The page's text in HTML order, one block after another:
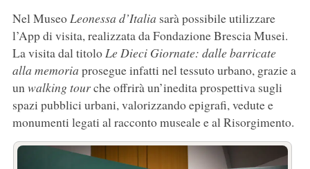
Nel MuseoLeonessa d’Italia sarà possibile utilizzare
l’App di visita, realizzata da Fondazione Brescia Musei.
La visita dal titoloLe Dieci Giornate: dalle barricate
alla memoria prosegue infatti nel tessuto urbano, grazie a
unwalking tourche offrirà un’inedita prospettiva sugli
spazi pubblici urbani, valorizzando epigrafi, vedute e
monumenti legati al racconto museale e al Risorgimento.